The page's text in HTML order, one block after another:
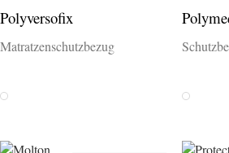
Polyversofix
Matratzenschutzbezug
Weiss Weiss